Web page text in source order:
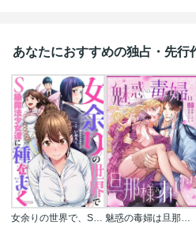
あなたにおすすめの独占・先行
魅惑の毒婦は旦那様をオトしたい